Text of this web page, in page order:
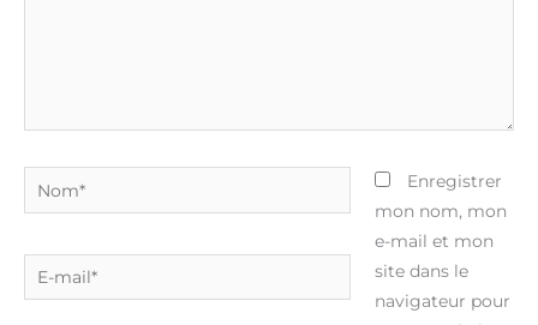
Nom*
E-
mail*
Enregistrer
mon nom, mon
e-mail et mon
site dans le
navigateur pour